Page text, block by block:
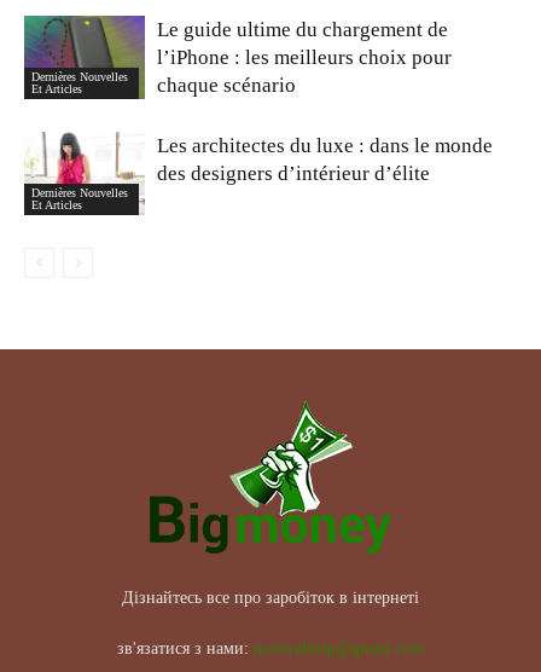
Dernières Nouvelles
Et Articles
Le guide ultime du chargement de
l’iPhone : les meilleurs choix pour
chaque scénario
Dernières Nouvelles
Et Articles
Les architectes du luxe : dans le monde
des designers d’intérieur d’élite
Дізнайтесь все про заробіток в інтернеті
зв'язатися з нами: maxwelhelp@gmail.com